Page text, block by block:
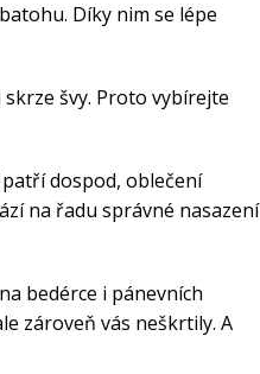
Díky nim se lépe
švy. Proto vybírejte
dospod, oblečení
na řadu správné nasazení
bedérce i pánevních
zároveň vás neškrtily. A